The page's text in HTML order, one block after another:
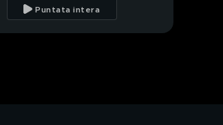
Puntata intera